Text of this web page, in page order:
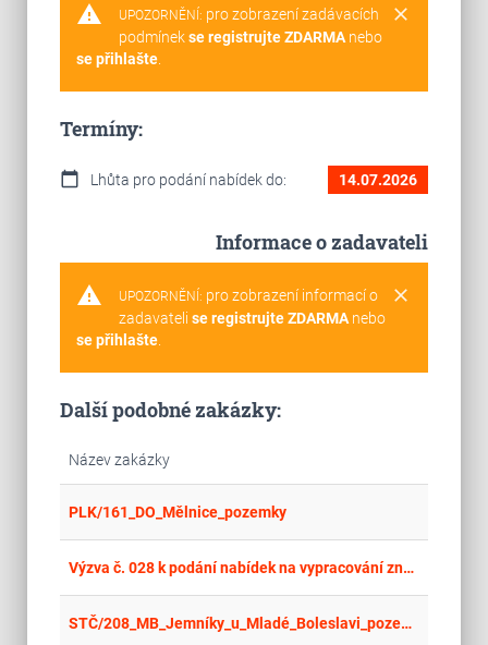
warning clear
UPOZORNĚNÍ: pro zobrazení zadávacích
podmínekse registrujte ZDARMAnebo
se přihlašte.
Termíny:
calendar_today Lhůta pro podání nabídek do: 14.07.2026
Informace o zadavateli
warning clear
UPOZORNĚNÍ: pro zobrazení informací o
zadavateli se registrujte ZDARMAnebo
se přihlašte.
Další podobné zakázky:
Název zakázky
PLK/161_DO_Mělnice_pozemky
Výzva č. 028 k podání nabídek na vypracování znaleckého púosudku
STČ/208_MB_Jemníky_u_Mladé_Boleslavi_pozemky